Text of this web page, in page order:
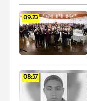
09:23
08:57